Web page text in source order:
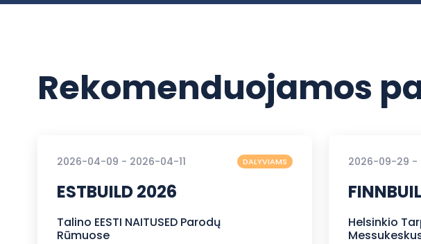
Rekomenduojamos
2026-04-09 - 2026-04-11 DALYVIAMS
ESTBUILD 2026
Talino EESTI NAITUSED Parodų
Rūmuose
2026-09-29 -
Helsinkio